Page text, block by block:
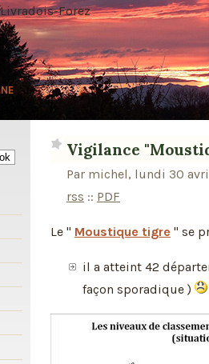
Forez
Vigilance
Par michel, lundi 30
rss :: PDF
Le " Moustique tigre " se
il a atteint 42
façon sporadique )